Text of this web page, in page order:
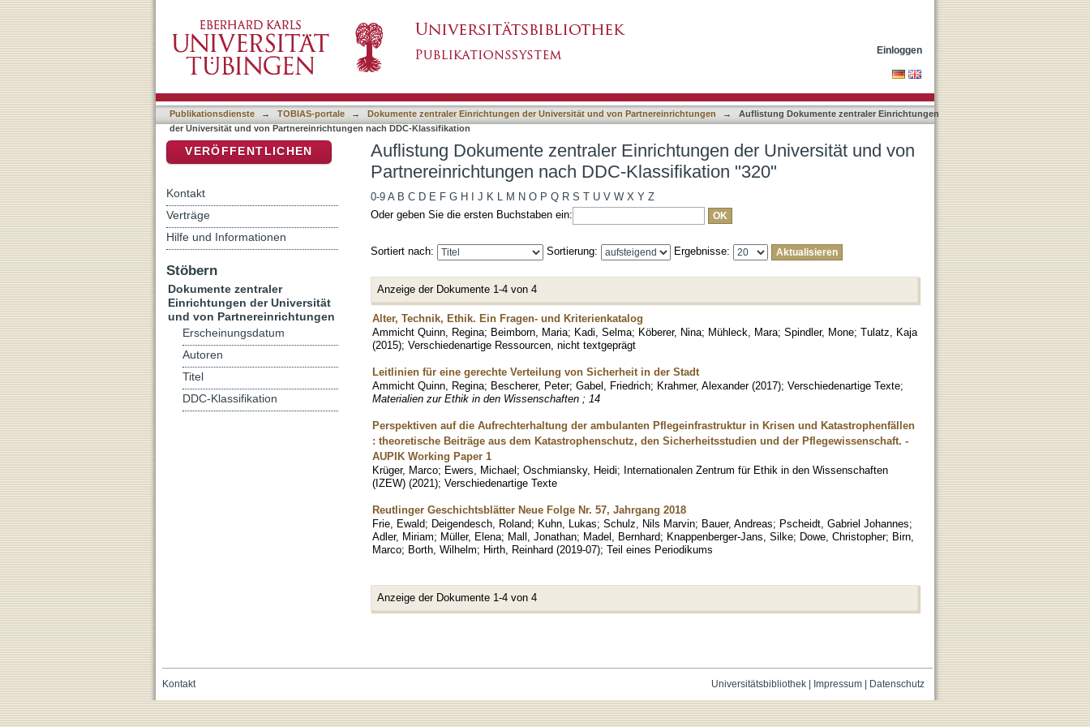
DDC-Klassifikation "320"
Einloggen
Publikationsdienste → TOBIAS-portale → Dokumente zentraler Einrichtungen der Universität und von Partnereinrichtungen →
Auflistung Dokumente zentraler Einrichtungen
der Universität und von Partnereinrichtungen nach DDC-Klassifikation
Auflistung Dokumente zentraler Einrichtungen der Universität und von
Partnereinrichtungen nach DDC-Klassifikation "320"
0-9 A B C D E F G H J K L M N O P Q R S T U V W X Y Z
Oder geben Sie die ersten Buchstaben ein:
Sortiert nach: Sortierung: Ergebnisse:
Anzeige der Dokumente 1-4 von 4
Alter, Technik, Ethik. Ein Fragen- und Kriterienkatalog
Ammicht Quinn, Regina; Beimborn, Maria; Kadi, Selma; Köberer, Nina; Mühleck, Mara; Spindler, Mone; Tulatz, Kaja
(2015); Verschiedenartige Ressourcen, nicht textgeprägt
Leitlinien für eine gerechte Verteilung von Sicherheit in der Stadt
Ammicht Quinn, Regina; Bescherer, Peter; Gabel, Friedrich; Krahmer, Alexander (2017); Verschiedenartige Texte;
Materialien zur Ethik in den Wissenschaften ; 14
Perspektiven auf die Aufrechterhaltung der ambulanten Pflegeinfrastruktur in Krisen und Katastrophenfällen
: theoretische Beiträge aus dem Katastrophenschutz, den Sicherheitsstudien und der Pflegewissenschaft. -
AUPIK Working Paper 1
Krüger, Marco; Ewers, Michael; Oschmiansky, Heidi; Internationalen Zentrum für Ethik in den Wissenschaften
(IZEW) (2021); Verschiedenartige Texte
Reutlinger Geschichtsblätter Neue Folge Nr. 57, Jahrgang 2018
Frie, Ewald; Deigendesch, Roland; Kuhn, Lukas; Schulz, Nils Marvin; Bauer, Andreas; Pscheidt, Gabriel Johannes;
Adler, Miriam; Müller, Elena; Mall, Jonathan; Madel, Bernhard; Knappenberger-Jans, Silke; Dowe, Christopher; Birn,
Marco; Borth, Wilhelm; Hirth, Reinhard (2019-07); Teil eines Periodikums
Anzeige der Dokumente 1-4 von 4
VERÖFFENTLICHEN
Kontakt
Verträge
Hilfe und Informationen
Stöbern
Dokumente zentraler
Einrichtungen der Universität
und von Partnereinrichtungen
Erscheinungsdatum
Autoren
Titel
DDC-Klassifikation
Universitätsbibliothek| Impressum| Datenschutz
Kontakt